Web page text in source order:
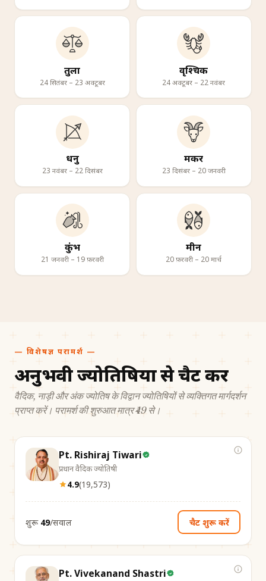
तुला
24 सितंबर – 23 अक्टूबर
वृश्चिक
24 अक्टूबर – 22 नवंबर
धनु
23 नवंबर – 22 दिसंबर
मकर
23 दिसंबर – 20 जनवरी
कुंभ
21 जनवरी – 19 फ़रवरी
मीन
20 फ़रवरी – 20 मार्च
— विशेषज्ञ परामर्श —
अनुभवी ज्योतिषियों से चैट करें
वैदिक, नाड़ी और अंक ज्योतिष के विद्वान ज्योतिषियों से व्यक्तिगत मार्गदर्शन
प्राप्त करें। परामर्श की शुरुआत मात्र ₹49 से।
Pt. Rishiraj Tiwari
प्रधान वैदिक ज्योतिषी
4.9(19,573)
शुरू ₹49/सवाल चैट शुरू करें
Pt. Vivekanand Shastri